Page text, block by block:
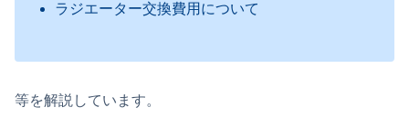
ラジエーター交換費用について
等を解説しています。